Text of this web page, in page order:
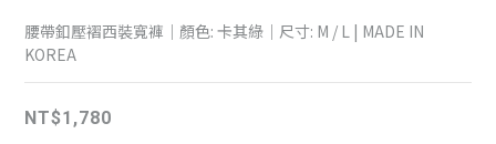
腰帶釦壓褶西裝寬褲｜顏色: 卡其綠｜尺寸: M / L | MADE IN
KOREA
NT$1,780